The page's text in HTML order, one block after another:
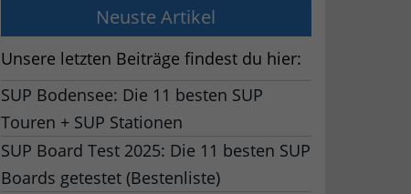
Neuste Artikel
Unsere letzten Beiträge findest du hier:
SUP Bodensee: Die 11 besten SUP
Touren + SUP Stationen
SUP Board Test 2025: Die 11 besten SUP
Boards getestet (Bestenliste)